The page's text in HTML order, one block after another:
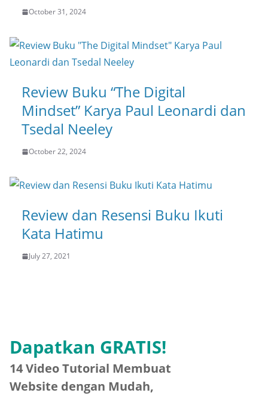
October 31, 2024
Review Buku “The Digital
Mindset” Karya Paul Leonardi dan
Tsedal Neeley
October 22, 2024
Review dan Resensi Buku Ikuti
Kata Hatimu
July 27, 2021
Dapatkan GRATIS!
14 Video Tutorial Membuat
Website dengan Mudah,